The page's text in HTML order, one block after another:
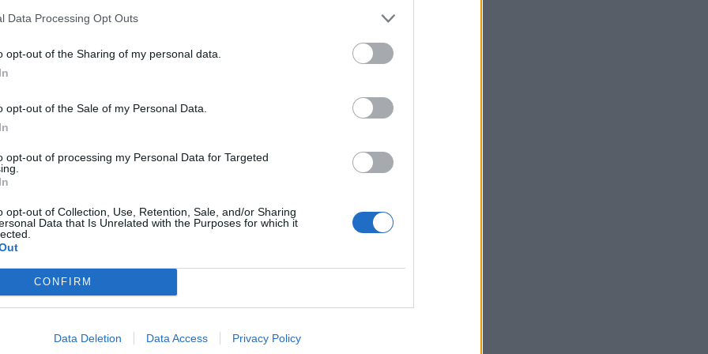
Data Processing Opt Outs
opt-out of the Sharing of my personal data.
opt-out of the Sale of my Personal Data.
opt-out of processing my Personal Data for Targeted
opt-out of Collection, Use, Retention, Sale, and/or Sharing
Data that Is Unrelated with the Purposes for which it
CONFIRM
Data Deletion Data Access Privacy Policy
προς το παιδί για να το
και μάθετε πρώτοι